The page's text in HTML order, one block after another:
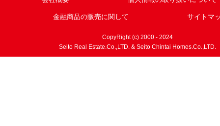
金融商品の販売に関して サイトマ
CopyRight (c) 2000 - 2024
Seito Real Estate.Co.,LTD. & Seito Chintai Homes.Co.,LTD.